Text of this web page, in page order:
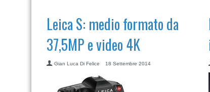
Leica S: medio formato da
37,5MP e video 4K
Gian Luca Di Felice 18 Settembre 2014